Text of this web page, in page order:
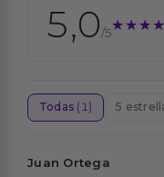
5,0/5
Todas (1) 5
Juan Ortega